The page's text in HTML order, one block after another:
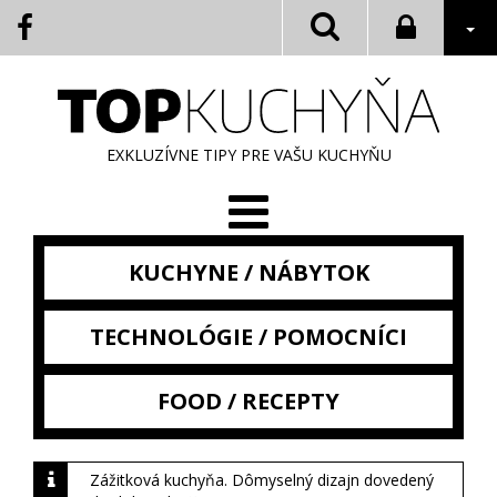
EXKLUZÍVNE TIPY PRE VAŠU KUCHYŇU
KUCHYNE / NÁBYTOK
TECHNOLÓGIE / POMOCNÍCI
FOOD / RECEPTY
Zážitková kuchyňa. Dômyselný dizajn dovedený